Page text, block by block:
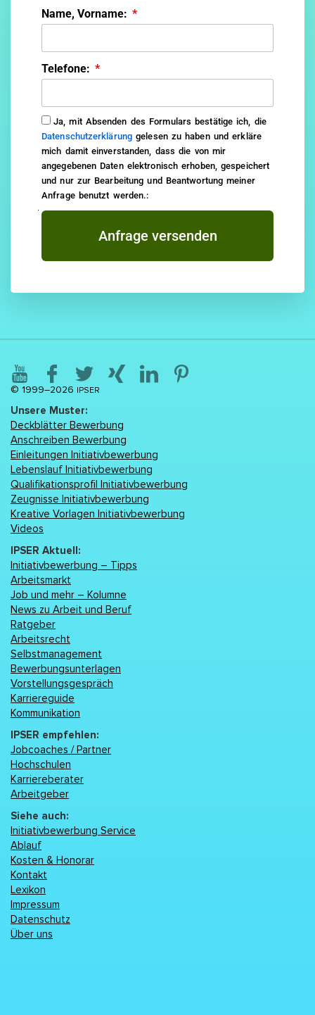
Name, Vorname:
Telefone:
Ja, mit Absenden des Formulars bestätige ich, die
Datenschutzerklärung gelesen zu haben und erkläre
mich damit einverstanden, dass die von mir
angegebenen Daten elektronisch erhoben, gespeichert
und nur zur Bearbeitung und Beantwortung meiner
Anfrage benutzt werden.:
Anfrage versenden
© 1999–2026 IPSER
Unsere Muster:
Deckblätter Bewerbung
Anschreiben Bewerbung
Einleitungen Initiativbewerbung
Lebenslаuf Initiativbewerbung
Qualifikationsprofil Initiativbewerbung
Zeugnisse Initiativbewerbung
Kreative Vorlagen Initiativbewerbung
Videos
IPSER Aktuell:
Initiativbewerbung – Tipps
Arbeitsmarkt
Job und mehr – Kolumne
News zu Arbeit und Beruf
Ratgeber
Arbeitsrecht
Selbstmanagement
Bewerbungsunterlagen
Vorstellungsgespräch
Karriereguide
Kommunikation
IPSER empfehlen:
Jobcoaches / Partner
Hochschulen
Karriereberater
Arbeitgeber
Siehe auch:
Initiativbewerbung Service
Ablauf
Kosten & Honorar
Kontakt
Lexikon
Impressum
Datenschutz
Über uns